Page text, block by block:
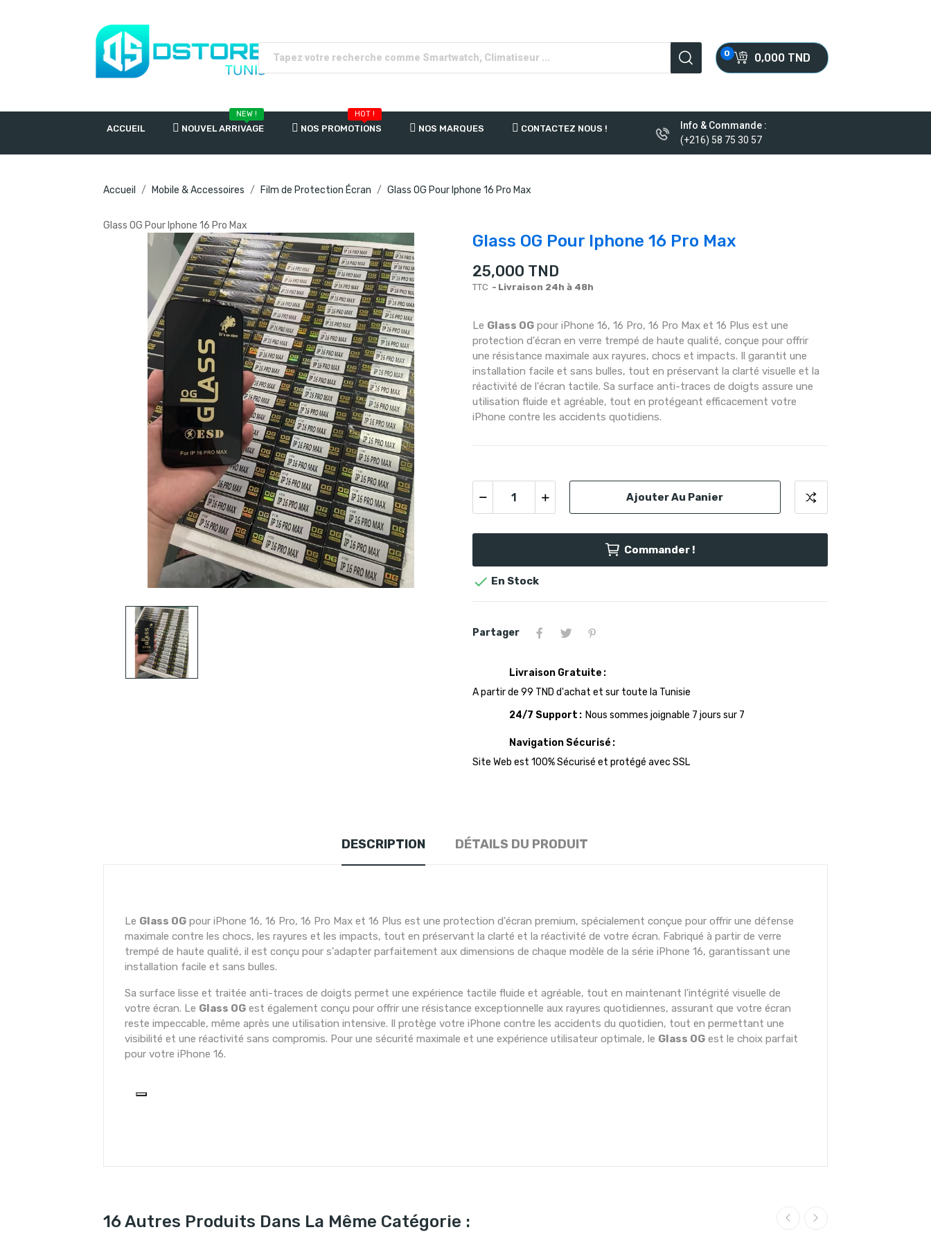
0,000 TND
0
ACCUEIL NOUVEL ARRIVAGE
NEW !
NOS PROMOTIONS
HOT !
NOS MARQUES CONTACTEZ NOUS !
Info & Commande :
(+216) 58 75 30 57
Accueil Mobile & Accessoires Film de Protection Écran Glass OG Pour Iphone 16 Pro Max
Glass OG Pour Iphone 16 Pro Max
Glass OG Pour Iphone 16 Pro Max
25,000 TND
TTC Livraison 24h à 48h
Le Glass OG pour iPhone 16, 16 Pro, 16 Pro Max et 16 Plus est une
protection d'écran en verre trempé de haute qualité, conçue pour offrir
une résistance maximale aux rayures, chocs et impacts. Il garantit une
installation facile et sans bulles, tout en préservant la clarté visuelle et la
réactivité de l'écran tactile. Sa surface anti-traces de doigts assure une
utilisation fluide et agréable, tout en protégeant efficacement votre
iPhone contre les accidents quotidiens.
Ajouter Au Panier
Commander !
 En Stock
Partager
Livraison Gratuite
A partir de 99 TND d'achat et sur toute la Tunisie
24/7 Support
Nous sommes joignable 7 jours sur 7
Navigation Sécurisé
Site Web est 100% Sécurisé et protégé avec SSL
DESCRIPTION DÉTAILS DU PRODUIT
Le Glass OG pour iPhone 16, 16 Pro, 16 Pro Max et 16 Plus est une protection d'écran premium, spécialement conçue pour offrir une défense
maximale contre les chocs, les rayures et les impacts, tout en préservant la clarté et la réactivité de votre écran. Fabriqué à partir de verre
trempé de haute qualité, il est conçu pour s'adapter parfaitement aux dimensions de chaque modèle de la série iPhone 16, garantissant une
installation facile et sans bulles.
Sa surface lisse et traitée anti-traces de doigts permet une expérience tactile fluide et agréable, tout en maintenant l'intégrité visuelle de
votre écran. Le Glass OG est également conçu pour offrir une résistance exceptionnelle aux rayures quotidiennes, assurant que votre écran
reste impeccable, même après une utilisation intensive. Il protège votre iPhone contre les accidents du quotidien, tout en permettant une
visibilité et une réactivité sans compromis. Pour une sécurité maximale et une expérience utilisateur optimale, le Glass OG est le choix parfait
pour votre iPhone 16.
16 Autres Produits Dans La Même Catégorie :